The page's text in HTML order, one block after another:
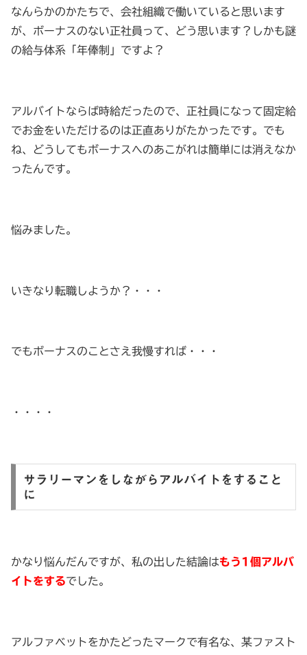
なんらかのかたちで、会社組織で働いていると思います
が、ボーナスのない正社員って、どう思います？しかも謎
の給与体系「年俸制」ですよ？
アルバイトならば時給だったので、正社員になって固定給
でお金をいただけるのは正直ありがたかったです。でも
ね、どうしてもボーナスへのあこがれは簡単には消えなか
ったんです。
悩みました。
いきなり転職しようか？・・・
でもボーナスのことさえ我慢すれば・・・
・・・・
サラリーマンをしながらアルバイトをすること
に
かなり悩んだんですが、私の出した結論はもう1個アルバ
イトをするでした。
アルファベットをかたどったマークで有名な、某ファスト